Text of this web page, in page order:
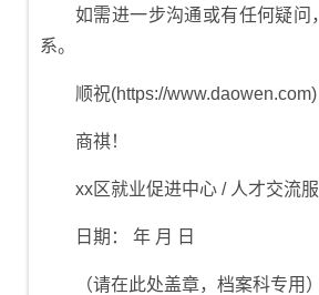
如需进一步沟通或有任何疑问
系。
顺祝(https://www.daowen.com)
商祺！
xx区就业促进中心 / 人才交流
日期： 年 月 日
（请在此处盖章，档案科专用）